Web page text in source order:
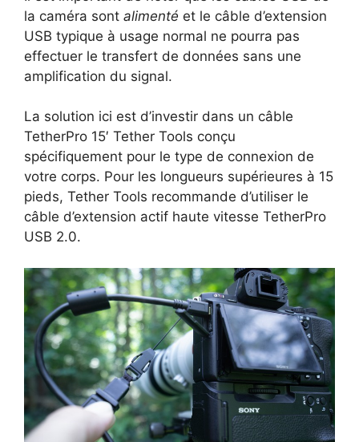
la caméra sont alimenté et le câble d’extension
USB typique à usage normal ne pourra pas
effectuer le transfert de données sans une
amplification du signal.
La solution ici est d’investir dans un câble
TetherPro 15′ Tether Tools conçu
spécifiquement pour le type de connexion de
votre corps. Pour les longueurs supérieures à 15
pieds, Tether Tools recommande d’utiliser le
câble d’extension actif haute vitesse TetherPro
USB 2.0.